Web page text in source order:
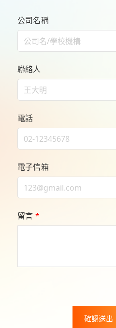
公司名稱
聯絡人
電話
電子信箱
留言 *
確認送出